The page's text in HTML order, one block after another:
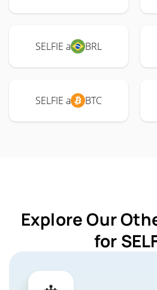
SELFIE a BRL
SELFIE a BTC
Explore Our
for